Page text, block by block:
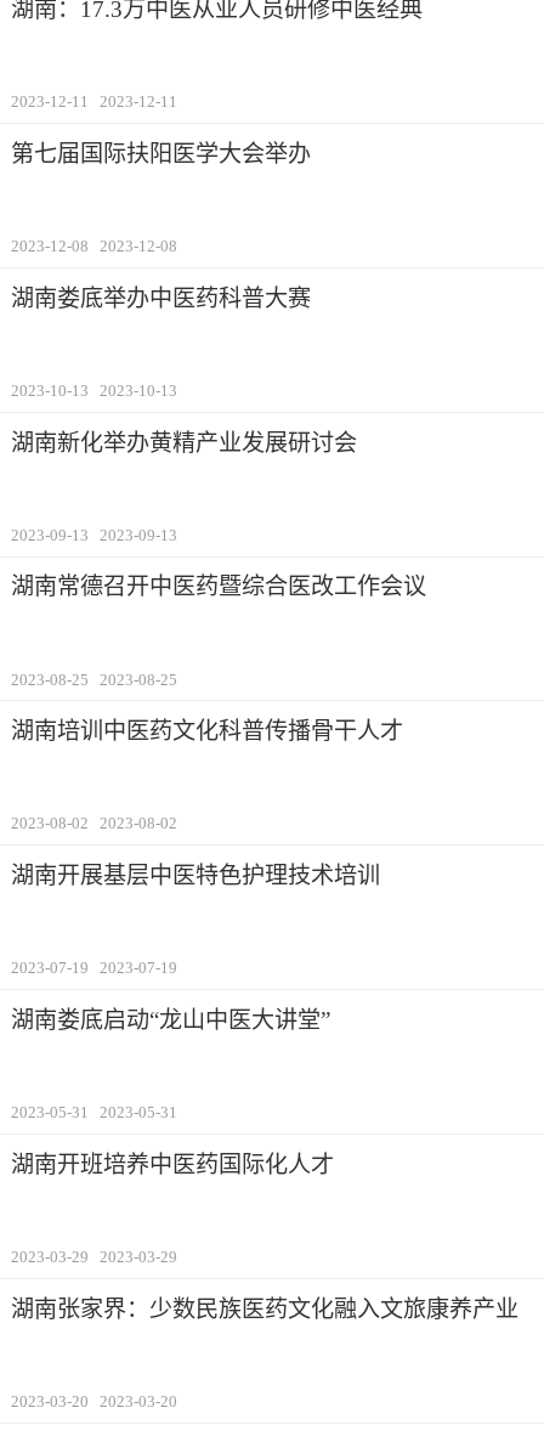
湖南：17.3万中医从业人员研修中医经典
2023-12-11 2023-12-11
第七届国际扶阳医学大会举办
2023-12-08 2023-12-08
湖南娄底举办中医药科普大赛
2023-10-13 2023-10-13
湖南新化举办黄精产业发展研讨会
2023-09-13 2023-09-13
湖南常德召开中医药暨综合医改工作会议
2023-08-25 2023-08-25
湖南培训中医药文化科普传播骨干人才
2023-08-02 2023-08-02
湖南开展基层中医特色护理技术培训
2023-07-19 2023-07-19
湖南娄底启动“龙山中医大讲堂”
2023-05-31 2023-05-31
湖南开班培养中医药国际化人才
2023-03-29 2023-03-29
湖南张家界：少数民族医药文化融入文旅康养产业
2023-03-20 2023-03-20